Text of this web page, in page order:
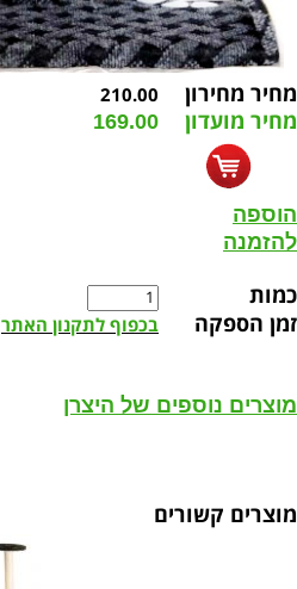
מחיר מחירון 210.00
מחיר מועדון 169.00
הוספה
להזמנה
כמות
זמן הספקה
בכפוף לתקנון האתר
מוצרים נוספים של היצרן
מוצרים קשורים